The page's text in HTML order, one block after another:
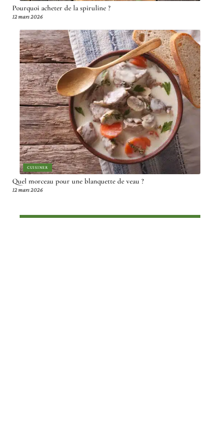
Pourquoi acheter de la spiruline ?
12 mars 2026
CUISINER
Quel morceau pour une blanquette de veau ?
12 mars 2026